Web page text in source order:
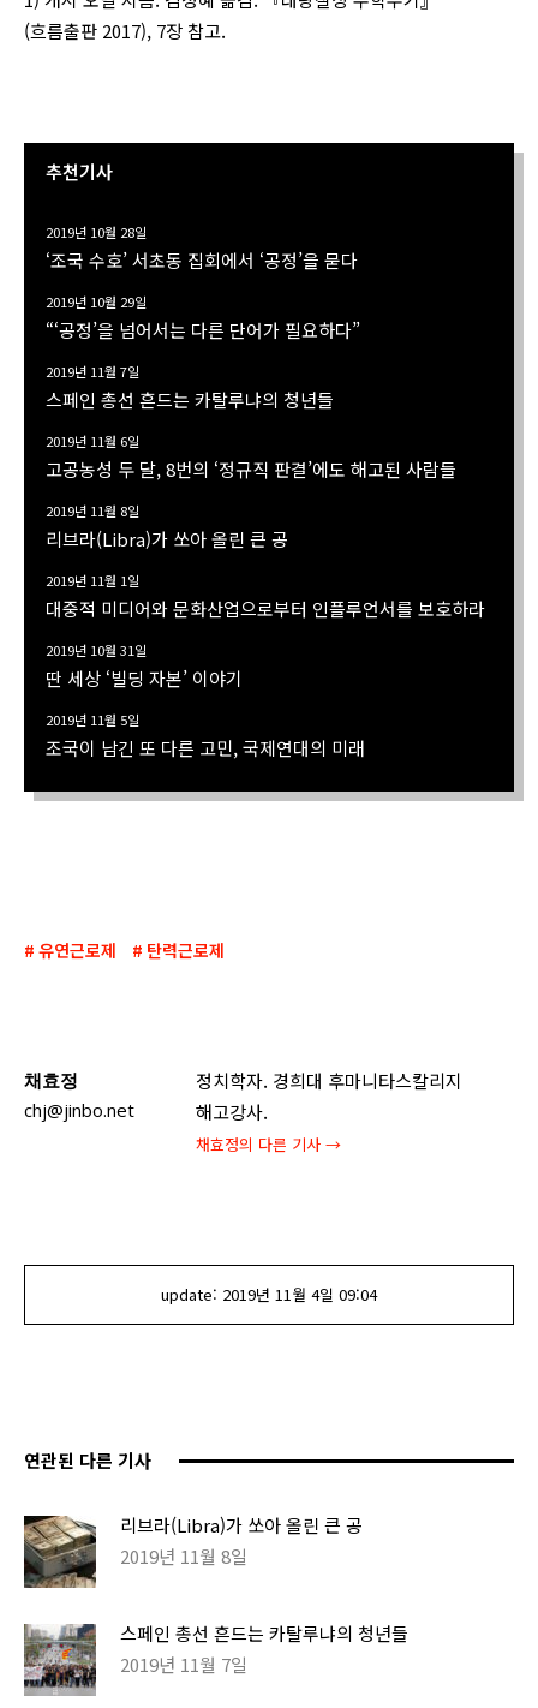
(흐름출판 2017), 7장 참고.
추천기사
2019년 10월 28일
‘조국 수호’ 서초동 집회에서 ‘공정’을 묻다
2019년 10월 29일
“‘공정’을 넘어서는 다른 단어가 필요하다”
2019년 11월 7일
스페인 총선 흔드는 카탈루냐의 청년들
2019년 11월 6일
고공농성 두 달, 8번의 ‘정규직 판결’에도 해고된 사람들
2019년 11월 8일
리브라(Libra)가 쏘아 올린 큰 공
2019년 11월 1일
대중적 미디어와 문화산업으로부터 인플루언서를 보호하라
2019년 10월 31일
딴 세상 ‘빌딩 자본’ 이야기
2019년 11월 5일
조국이 남긴 또 다른 고민, 국제연대의 미래
유연근로제 탄력근로제
채효정
chj@jinbo.net
정치학자. 경희대 후마니타스칼리지
해고강사.
채효정의 다른 기사 →
update: 2019년 11월 4일 09:04
연관된 다른 기사
리브라(Libra)가 쏘아 올린 큰 공
2019년 11월 8일
스페인 총선 흔드는 카탈루냐의 청년들
2019년 11월 7일